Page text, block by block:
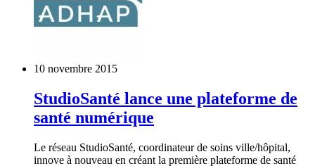
10 novembre 2015
StudioSanté lance une plateforme de
santé numérique
Le réseau StudioSanté, coordinateur de soins ville/hôpital,
innove à nouveau en créant la première plateforme de santé